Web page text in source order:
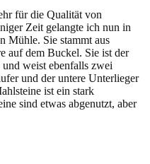
für die Qualität von
Zeit gelangte ich nun in
Mühle. Sie stammt aus
auf dem Buckel. Sie ist der
weist ebenfalls zwei
und der untere Unterlieger
ist ein stark
sind etwas abgenutzt, aber